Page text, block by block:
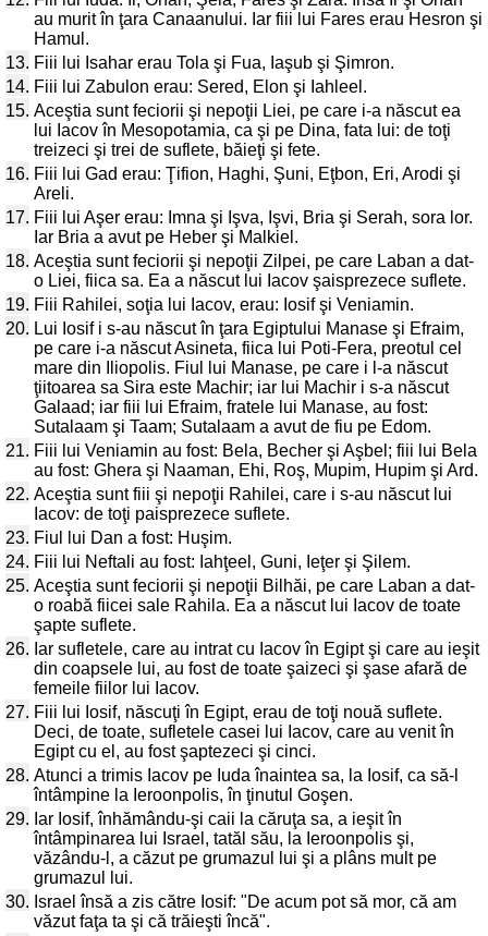
au murit în ţara Canaanului. Iar fiii lui Fares erau Hesron şi
Hamul.
13. Fiii lui Isahar erau Tola şi Fua, Iaşub şi Şimron.
14. Fiii lui Zabulon erau: Sered, Elon şi Iahleel.
15. Aceştia sunt feciorii şi nepoţii Liei, pe care i-a născut ea
lui Iacov în Mesopotamia, ca şi pe Dina, fata lui: de toţi
treizeci şi trei de suflete, băieţi şi fete.
16. Fiii lui Gad erau: Ţifion, Haghi, Şuni, Eţbon, Eri, Arodi şi
Areli.
17. Fiii lui Aşer erau: Imna şi Işva, Işvi, Bria şi Serah, sora lor.
Iar Bria a avut pe Heber şi Malkiel.
18. Aceştia sunt feciorii şi nepoţii Zilpei, pe care Laban a dat-
o Liei, fiica sa. Ea a născut lui Iacov şaisprezece suflete.
19. Fiii Rahilei, soţia lui Iacov, erau: Iosif şi Veniamin.
20. Lui Iosif i s-au născut în ţara Egiptului Manase şi Efraim,
pe care i-a născut Asineta, fiica lui Poti-Fera, preotul cel
mare din Iliopolis. Fiul lui Manase, pe care i l-a născut
ţiitoarea sa Sira este Machir; iar lui Machir i s-a născut
Galaad; iar fiii lui Efraim, fratele lui Manase, au fost:
Sutalaam şi Taam; Sutalaam a avut de fiu pe Edom.
21. Fiii lui Veniamin au fost: Bela, Becher şi Aşbel; fiii lui Bela
au fost: Ghera şi Naaman, Ehi, Roş, Mupim, Hupim şi Ard.
22. Aceştia sunt fiii şi nepoţii Rahilei, care i s-au născut lui
Iacov: de toţi paisprezece suflete.
23. Fiul lui Dan a fost: Huşim.
24. Fiii lui Neftali au fost: Iahţeel, Guni, Ieţer şi Şilem.
25. Aceştia sunt feciorii şi nepoţii Bilhăi, pe care Laban a dat-
o roabă fiicei sale Rahila. Ea a născut lui Iacov de toate
şapte suflete.
26. Iar sufletele, care au intrat cu Iacov în Egipt şi care au ieşit
din coapsele lui, au fost de toate şaizeci şi şase afară de
femeile fiilor lui Iacov.
27. Fiii lui Iosif, născuţi în Egipt, erau de toţi nouă suflete.
Deci, de toate, sufletele casei lui Iacov, care au venit în
Egipt cu el, au fost şaptezeci şi cinci.
28. Atunci a trimis Iacov pe Iuda înaintea sa, la Iosif, ca să-l
întâmpine la Ieroonpolis, în ţinutul Goşen.
29. Iar Iosif, înhămându-şi caii la căruţa sa, a ieşit în
întâmpinarea lui Israel, tatăl său, la Ieroonpolis şi,
văzându-l, a căzut pe grumazul lui şi a plâns mult pe
grumazul lui.
30. Israel însă a zis către Iosif: "De acum pot să mor, că am
văzut faţa ta şi că trăieşti încă".